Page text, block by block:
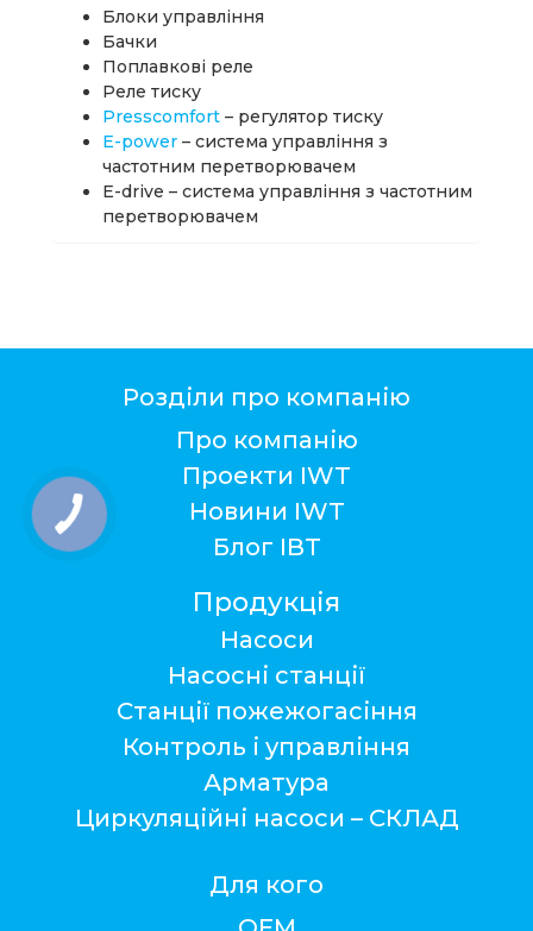
Блоки управління
Бачки
Поплавкові реле
Реле тиску
Presscomfort – регулятор тиску
E-power – система управління з
частотним перетворювачем
E-drive – система управління з частотним
перетворювачем
Розділи про компанію
Про компанію
Проекти IWT
Новини IWT
Блог ІВТ
Продукція
Насоси
Насосні станції
Станції пожежогасіння
Контроль і управління
Арматура
Циркуляційні насоси – СКЛАД
Для кого